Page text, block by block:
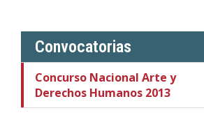
Convocatorias
Concurso Nacional Arte y
Derechos Humanos 2013